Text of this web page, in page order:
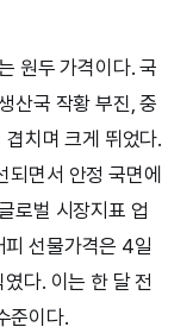
원두 가격이다. 국
산국 작황 부진, 중
치며 크게 뛰었다.
면서 안정 국면에
로벌 시장지표 업
피 선물가격은 4일
다. 이는 한 달 전
준이다.